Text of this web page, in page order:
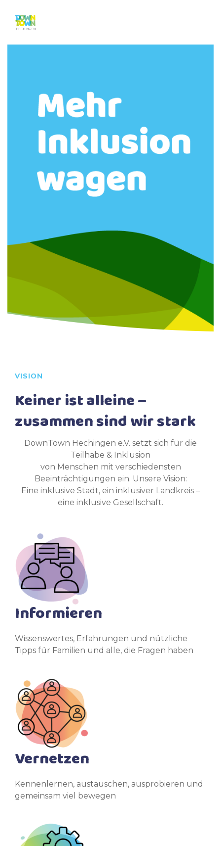
VISION
Keiner ist alleine –
zusammen sind wir stark
DownTown Hechingen e.V. setzt sich für die
Teilhabe & Inklusion
von Menschen mit verschiedensten
Beeinträchtigungen ein. Unsere Vision:
Eine inklusive Stadt, ein inklusiver Landkreis –
eine inklusive Gesellschaft.
Informieren
Wissenswertes, Erfahrungen und nützliche
Tipps für Familien und alle, die Fragen haben
Vernetzen
Kennenlernen, austauschen, ausprobieren und
gemeinsam viel bewegen